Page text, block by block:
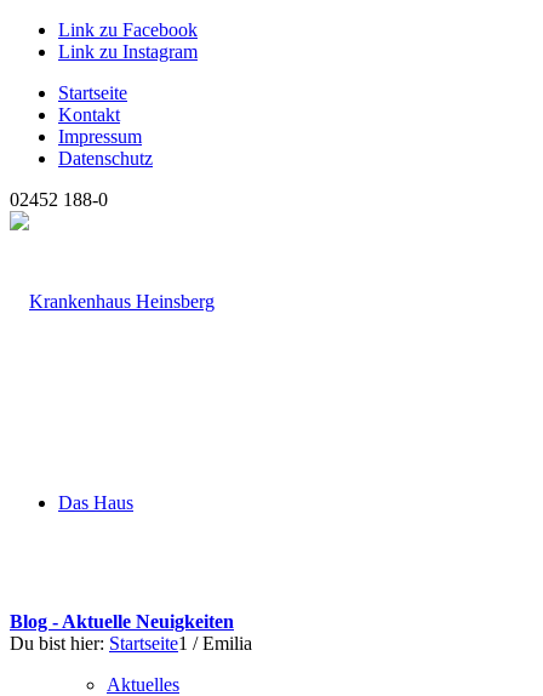
Link zu Facebook
Link zu Instagram
Startseite
Kontakt
Impressum
Datenschutz
02452 188-0
Das Haus
Aktuelles
Blog - Aktuelle Neuigkeiten
Du bist hier: Startseite1 / Emilia